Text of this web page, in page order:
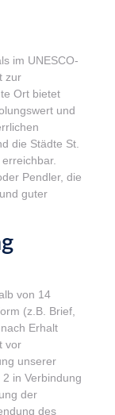
im UNESCO-
zur
Ort bietet
und
die Städte St.
Pendler, die
guter
von 14
(z.B. Brief,
Erhalt
vor
unserer
in Verbindung
der
des